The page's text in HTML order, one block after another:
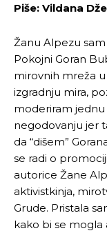
Piše: Vildana
Žanu Alpezu
Pokojni Goran
mirovnih mreža
izgradnju mira,
moderiram
negodovanju jer
da “dišem”
se radi o
autorice Žane
aktivistkinja,
Grude. Pristala
kako bi se mogla